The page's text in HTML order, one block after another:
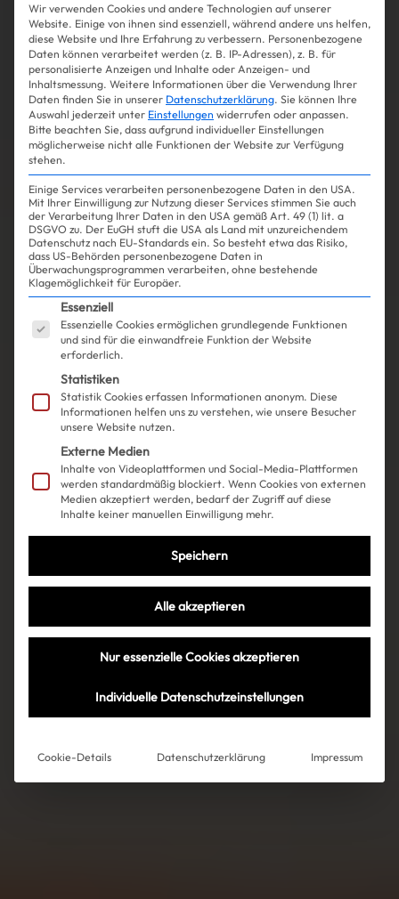
Wir verwenden Cookies und andere Technologien auf unserer
Website. Einige von ihnen sind essenziell, während andere uns helfen,
diese Website und Ihre Erfahrung zu verbessern. Personenbezogene
Daten können verarbeitet werden (z. B. IP-Adressen), z. B. für
personalisierte Anzeigen und Inhalte oder Anzeigen- und
Inhaltsmessung. Weitere Informationen über die Verwendung Ihrer
Daten finden Sie in unserer Datenschutzerklärung. Sie können Ihre
Auswahl jederzeit unter Einstellungen widerrufen oder anpassen.
Bitte beachten Sie, dass aufgrund individueller Einstellungen
möglicherweise nicht alle Funktionen der Website zur Verfügung
stehen.
Einige Services verarbeiten personenbezogene Daten in den USA.
Mit Ihrer Einwilligung zur Nutzung dieser Services stimmen Sie auch
der Verarbeitung Ihrer Daten in den USA gemäß Art. 49 (1) lit. a
DSGVO zu. Der EuGH stuft die USA als Land mit unzureichendem
Datenschutz nach EU-Standards ein. So besteht etwa das Risiko,
dass US-Behörden personenbezogene Daten in
Überwachungsprogrammen verarbeiten, ohne bestehende
Klagemöglichkeit für Europäer.
Es folgt eine Liste der Service-Gruppen, für die
Essenziell
Essenzielle Cookies ermöglichen grundlegende Funktionen
und sind für die einwandfreie Funktion der Website
erforderlich.
Statistiken
Statistik Cookies erfassen Informationen anonym. Diese
Informationen helfen uns zu verstehen, wie unsere Besucher
unsere Website nutzen.
Externe Medien
Inhalte von Videoplattformen und Social-Media-Plattformen
werden standardmäßig blockiert. Wenn Cookies von externen
Medien akzeptiert werden, bedarf der Zugriff auf diese
Inhalte keiner manuellen Einwilligung mehr.
Speichern
Alle akzeptieren
Nur essenzielle Cookies akzeptieren
Individuelle Datenschutzeinstellungen
Cookie-Details Datenschutzerklärung Impressum